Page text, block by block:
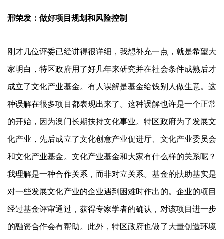
邢荣发：做好项目规划和风险控制
刚才几位评委已经讲得很详细，我想补充一点，就是希望大
家明白，特区政府用了好几年来研究并在社会条件成熟后才
成立了文化产业基金。有人误解是基金给钱别人做生意。这
种误解在很多项目都表现出来了。这种误解也许是一个正常
的开始，因为澳门长期扶持文化事业。特区政府为了发展文
化产业，先后成立了文化创意产业促进厅、文化产业委员会
和文化产业基金。文化产业基金和大家有什么样的关系呢？
我理解是一种合作关系，而非对立关系。基金的扶助基实是
对一些发展文化产业的企业遇到困难时作出的。企业的项目
经过基金评审通过，获得专家学者的确认，对该项目进一步
的融资合作会有帮助。此外，特区政府也做了大量创造环境